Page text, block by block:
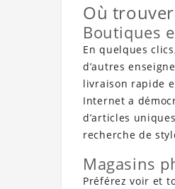
Où
Boutiques
En quelques
d’autres
livraison rapide
Internet a
d’articles
recherche de
Magasins
Préférez voir et